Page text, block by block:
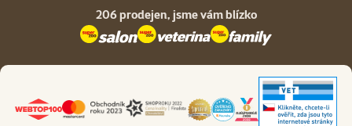
206 prodejen, jsme vám blízko